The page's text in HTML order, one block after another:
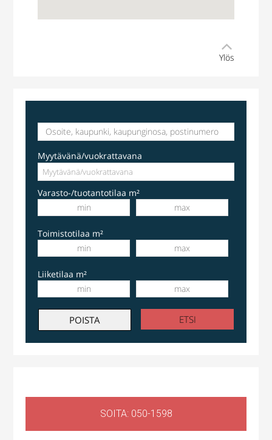
Ylös
Myytävänä/vuokrattavana
Varasto-/tuotantotilaa m²
Toimistotilaa m²
Liiketilaa m²
SOITA: 050-1598
Kuninkaalantie 19, Vantaa, Suomi, Kuninkaala
Liiketila,Huoltotila